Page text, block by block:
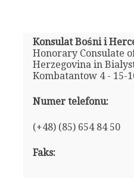
Konsulat Bośni i
Honorary Consulate
Herzegovina in
Kombatantow 4 - 15-
Numer telefonu:
(+48) (85) 654 84 50
Faks: